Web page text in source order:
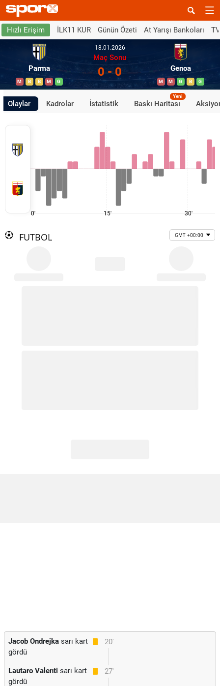
Hızlı Erişim İLK11 KUR Günün Özeti At Yarışı Bankoları
Parma
M B B M G
18.01.2026
Maç Sonu
0 - 0 Genoa
M M G B G
Olaylar Kadrolar İstatistik Baskı Haritası
Yeni
0' 15' 30'
FUTBOL GMT +00:00
20'
Jacob Ondrejka sarı kart
gördü
27'
Lautaro Valenti sarı kart
gördü